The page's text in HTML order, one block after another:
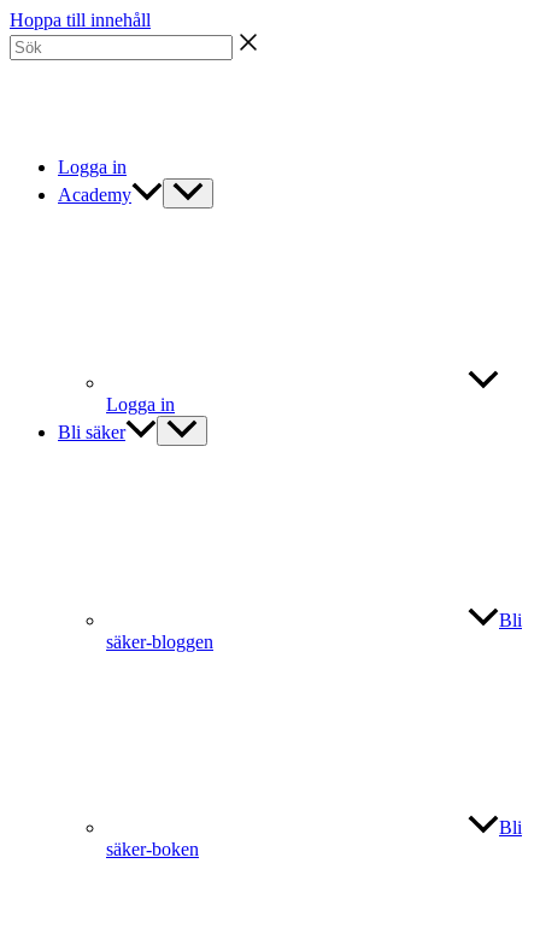
Hoppa till innehåll
Logga in
Academy
Logga in
Bli säker
Bli
säker-bloggen
Bli
säker-boken